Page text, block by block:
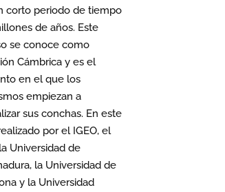
corto periodo de tiempo
de años. Este
se conoce como
Cámbrica y es el
en el que los
empiezan a
sus conchas. En este
por el IGEO, el
Universidad de
la Universidad de
y la Universidad